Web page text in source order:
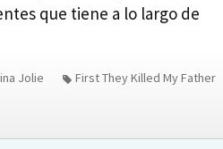
que tiene a lo largo de
Jolie First They Killed My Father